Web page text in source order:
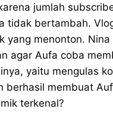
jumlah
tidak bertambah.
yang menonton. Nina
agar Aufa coba
yaitu mengulas
berhasil membuat
terkenal?